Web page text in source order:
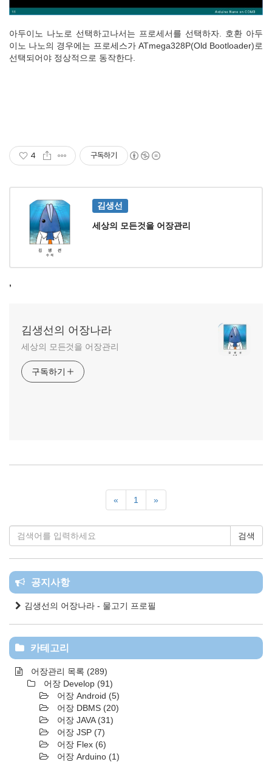
아두이노 나노로 선택하고나서는 프로세서를 선택하자. 호환 아두
이노 나노의 경우에는 프로세스가 ATmega328P(Old Bootloader)로
선택되어야 정상적으로 동작한다.
4 구독하기
김생선
세상의 모든것을 어장관리
,
김생선의 어장나라
세상의 모든것을 어장관리
구독하기
« 1 »
검색
공지사항
김생선의 어장나라 - 물고기 프로필
카테고리
어장관리 목록 (289)
어장 Develop (91)
어장 Android (5)
어장 DBMS (20)
어장 JAVA (31)
어장 JSP (7)
어장 Flex (6)
어장 Arduino (1)